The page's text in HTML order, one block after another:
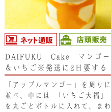
DAIFUKU Cake マンゴー
＆いちご※発送に2日要する
沖縄県）は注文不可となりま
す。ご了承ください。
「アップルマンゴー」を周りに
並べ、中には､「いちご大福」
を丸ごとボトルに入れて、まわ